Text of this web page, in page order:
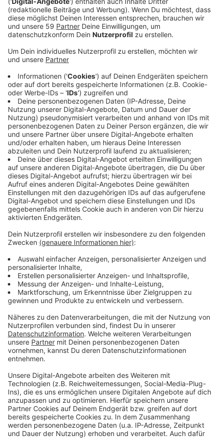
Anzeige
Am Dienstag (22.08.) ist der spektakuläre Prozess
gegen die Einbrecherbande aus Grevenbroich
gestartet. Zwei 18jährige legten heute ein Geständnis
ab, der Kopf der Bande – ein 40jähriger
Drogenabhängiger aus Grevenbroich – räumte nur
einen Teil der Vorwürfe ein. Der vierte Angeklagte will
sich erst später äußern.
Die Angeklagten im Alter zwischen 18 und 40 Jahren
sollen eine Vielzahl schwerer Verbrechen begangen
haben. Unter anderem werden den Männern diverse
Homejacking-Fälle zur Last gelegt – betroffen war
auch Jüchens Bürgermeister. An den
Weihnachtsfeiertagen im letzten Jahr waren
Spaziergängern in Jüchen Einbruchsspuren am Rathaus
aufgefallen. Die gerufene Polizei fand heraus, dass aus
einem Tresor unter anderem die Schlüssel des
Bürgermeister-Dienstwagens, dessen Amtskette und
24 Flaschen Schnaps fehlten. Darüber hinaus soll die
Bande in einer Vielzahl von Fällen in Grevenbroich,
Jüchen, Dormagen und Umgebung in Homejacking-
Manier Autoschlüssel und anschließend die
dazugehörigen Autos gestohlen haben. Das Jüchener
Bürgermeister-Auto und ein Audi RS6 für 140.000 EUR
wurden danach angezündet. Jetzt drohen 10 Jahre
Haft.
Anzeige
Anzeige